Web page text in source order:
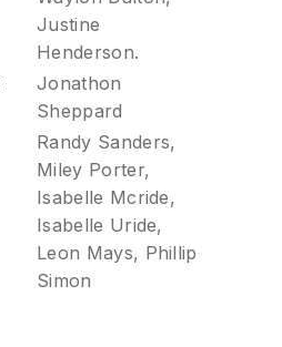
Justine
Henderson.
Jonathon
Sheppard
Randy Sanders,
Miley Porter,
Isabelle Mcride,
Isabelle Uride,
Leon Mays, Phillip
Simon